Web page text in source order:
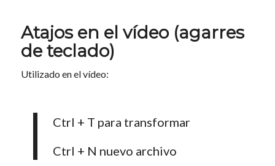
Atajos en el vídeo (agarres
de teclado)
Utilizado en el vídeo:
Ctrl + T para transformar
Ctrl + N nuevo archivo